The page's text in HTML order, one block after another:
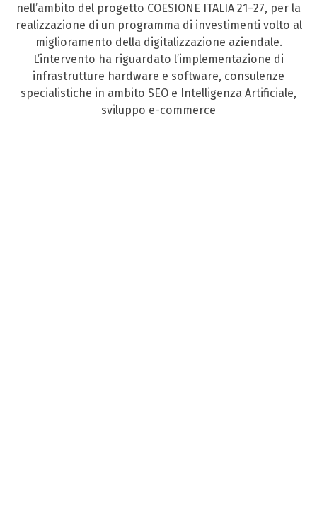
nell’ambito del progetto COESIONE ITALIA 21–27, per la
realizzazione di un programma di investimenti volto al
miglioramento della digitalizzazione aziendale.
L’intervento ha riguardato l’implementazione di
infrastrutture hardware e software, consulenze
specialistiche in ambito SEO e Intelligenza Artificiale,
sviluppo e-commerce